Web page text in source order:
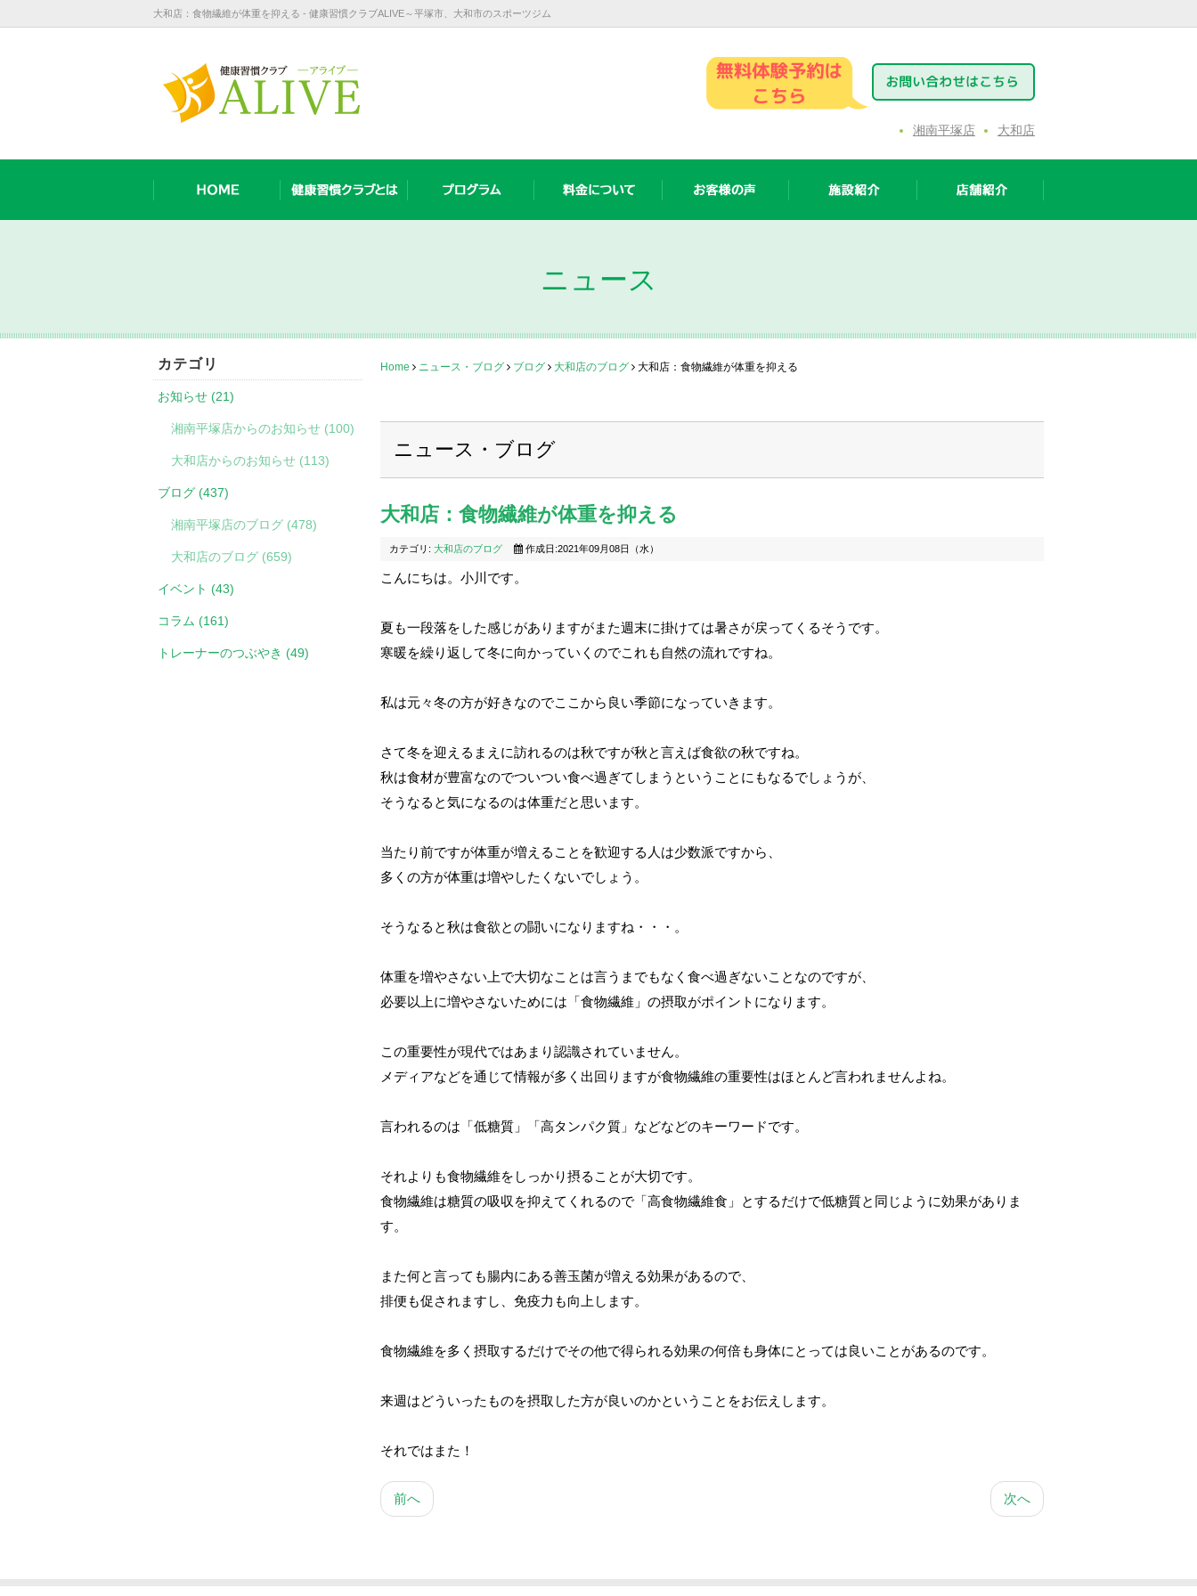
大和店：食物繊維が体重を抑える - 健康習慣クラブALIVE～平塚市、大和市のスポーツジム
湘南平塚店 大和店
ニュース
カテゴリ
お知らせ (21)
湘南平塚店からのお知らせ (100)
大和店からのお知らせ (113)
ブログ (437)
湘南平塚店のブログ (478)
大和店のブログ (659)
イベント (43)
コラム (161)
トレーナーのつぶやき (49)
Home ニュース・ブログ ブログ 大和店のブログ 大和店：食物繊維が体重を抑える
ニュース・ブログ
大和店：食物繊維が体重を抑える
カテゴリ: 大和店のブログ 作成日:2021年09月08日（水）
こんにちは。小川です。
夏も一段落をした感じがありますがまた週末に掛けては暑さが戻ってくるそうです。
寒暖を繰り返して冬に向かっていくのでこれも自然の流れですね。
私は元々冬の方が好きなのでここから良い季節になっていきます。
さて冬を迎えるまえに訪れるのは秋ですが秋と言えば食欲の秋ですね。
秋は食材が豊富なのでついつい食べ過ぎてしまうということにもなるでしょうが、
そうなると気になるのは体重だと思います。
当たり前ですが体重が増えることを歓迎する人は少数派ですから、
多くの方が体重は増やしたくないでしょう。
そうなると秋は食欲との闘いになりますね・・・。
体重を増やさない上で大切なことは言うまでもなく食べ過ぎないことなのですが、
必要以上に増やさないためには「食物繊維」の摂取がポイントになります。
この重要性が現代ではあまり認識されていません。
メディアなどを通じて情報が多く出回りますが食物繊維の重要性はほとんど言われませんよね。
言われるのは「低糖質」「高タンパク質」などなどのキーワードです。
それよりも食物繊維をしっかり摂ることが大切です。
食物繊維は糖質の吸収を抑えてくれるので「高食物繊維食」とするだけで低糖質と同じように効果がありま
す。
また何と言っても腸内にある善玉菌が増える効果があるので、
排便も促されますし、免疫力も向上します。
食物繊維を多く摂取するだけでその他で得られる効果の何倍も身体にとっては良いことがあるのです。
来週はどういったものを摂取した方が良いのかということをお伝えします。
それではまた！
前へ 次へ